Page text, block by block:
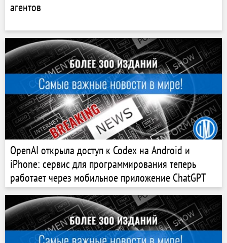
агентов
OpenAI открыла доступ к Codex на Android и
iPhone: сервис для программирования теперь
работает через мобильное приложение ChatGPT